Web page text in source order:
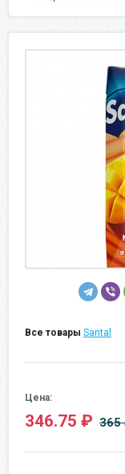
Все товары Santal
Цена:
346.75 ₽ 365